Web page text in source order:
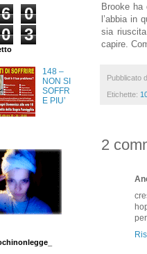
Brooke
l’abbia in
sia
capire.
Pubblicato
Etichette:
2
6
0
0 3
148 –
NON SI
SOFFR
E PIU’